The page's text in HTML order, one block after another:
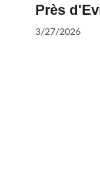
Près
3/27/2026